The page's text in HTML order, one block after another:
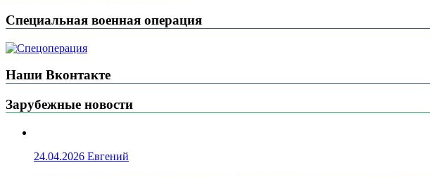
Специальная военная операция
Наши Вконтакте
Зарубежные новости
24.04.2026 Евгений